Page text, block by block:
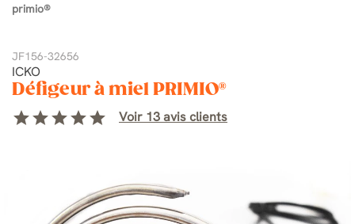
primio®
JF156-32656
ICKO
Défigeur à miel PRIMIO®
starstarstarstarstar Voir 13 avis clients